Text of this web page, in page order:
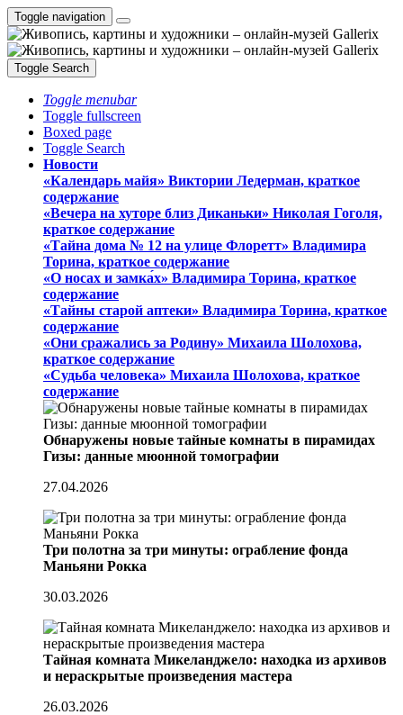
Toggle navigation
Toggle Search
Toggle menubar
Toggle fullscreen
Boxed page
Toggle Search
Новости
«Календарь майя» Виктории Ледерман, краткое
содержание
«Вечера на хуторе близ Диканьки» Николая Гоголя,
краткое содержание
«Тайна дома № 12 на улице Флоретт» Владимира
Торина, краткое содержание
«О носах и замка́х» Владимира Торина, краткое
содержание
«Тайны старой аптеки» Владимира Торина, краткое
содержание
«Они сражались за Родину» Михаила Шолохова,
краткое содержание
«Судьба человека» Михаила Шолохова, краткое
содержание
Обнаружены новые тайные комнаты в пирамидах
Гизы: данные мюонной томографии
27.04.2026
Три полотна за три минуты: ограбление фонда
Маньяни Рокка
30.03.2026
Тайная комната Микеланджело: находка из архивов
и нераскрытые произведения мастера
26.03.2026